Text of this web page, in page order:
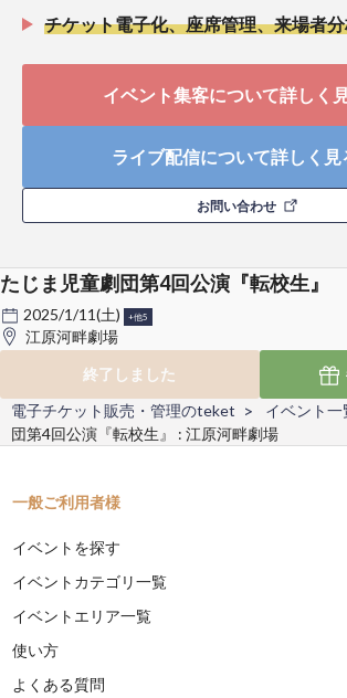
チケット電子化、座席管理、来場者
イベント集客について詳しく
ライブ配信について詳しく見
お問い合わせ
たじま児童劇団第4回公演『転校生』
2025/1/11(土) +他5
江原河畔劇場
終了しました
電子チケット販売・管理のteket イベント一
団第4回公演『転校生』 : 江原河畔劇場
一般ご利用者様
イベントを探す
イベントカテゴリ一覧
イベントエリア一覧
使い方
よくある質問